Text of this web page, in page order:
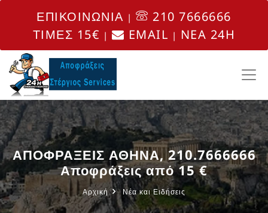
ΕΠΙΚΟΙΝΩΝΙΑ |
210 7666666
ΤΙΜΕΣ 15€ | EMAIL | NEA 24H
ΑΠΟΦΡΑΞΕΙΣ ΑΘΗΝΑ, 210.7666666
Αποφράξεις από 15 €
Αρχική Νέα και Ειδήσεις